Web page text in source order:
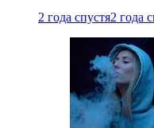
2 года спустя2 года